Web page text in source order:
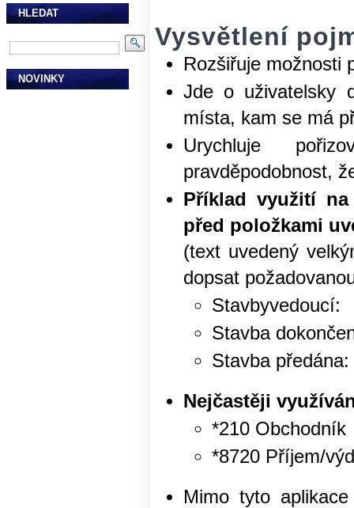
HLEDAT
NOVINKY
Vysvětlení
Rozšiřuje možnosti
Jde o uživatelsky
místa, kam se má
Urychluje
pravděpodobnost,
Příklad využití
před položkami
(text uvedený
dopsat
Stavba
Stavba
Nejčastěji
*210 Obchodník
*8720 Příjem/
Mimo tyto